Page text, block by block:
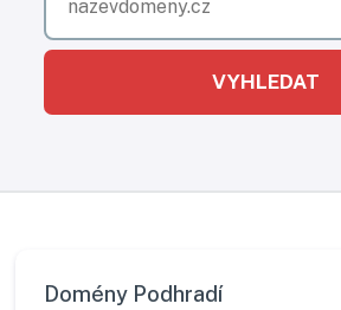
VYHLEDAT
Domény Podhradí